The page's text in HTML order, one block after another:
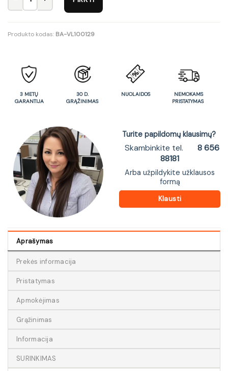
Produkto kodas: BA-VL100129
3 METŲ
GARANTIJA
30 D.
GRĄŽINIMAS
NUOLAIDOS
NEMOKAMS
PRISTATYMAS
Turite papildomų klausimų?
Skambinkite tel.
8 656
88181
Arba užpildykite užklausos
formą
Klausti
Aprašymas
Prekės informacija
Pristatymas
Apmokėjimas
Grąžinimas
Informacija
SURINKIMAS